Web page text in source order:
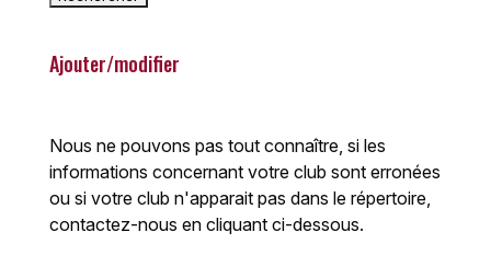
Ajouter/modifier
Nous ne pouvons pas tout connaître, si les
informations concernant votre club sont erronées
ou si votre club n'apparait pas dans le répertoire,
contactez-nous en cliquant ci-dessous.